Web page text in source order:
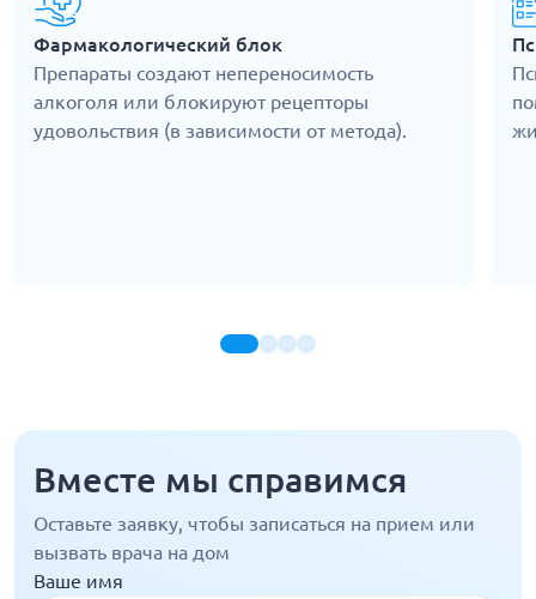
Фармакологический блок
Препараты создают непереносимость
алкоголя или блокируют рецепторы
удовольствия (в зависимости от метода).
Вместе мы справимся
Оставьте заявку, чтобы записаться на прием или
вызвать врача на дом
Ваше имя